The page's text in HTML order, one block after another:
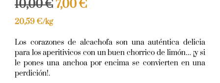
10,00€ 7,00€
20,59 €/kg
Los corazones de alcachofa son una auténtica delicia
para los aperitivicos con un buen chorrico de limón… ¡y si
le pones una anchoa por encima se convierten en una
perdición!.